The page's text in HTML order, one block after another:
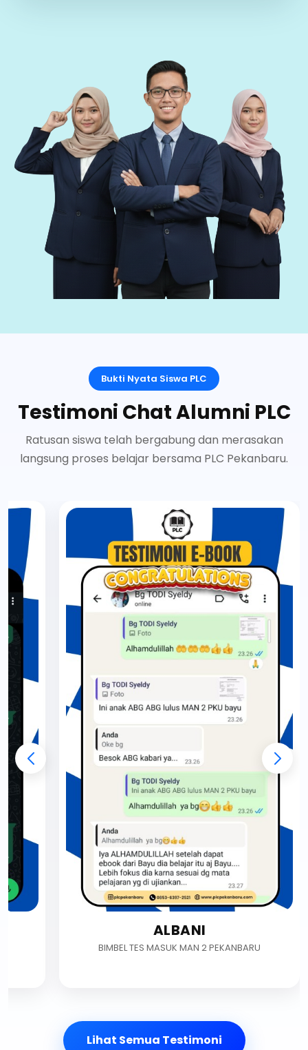
Bukti Nyata Siswa PLC
Testimoni Chat Alumni PLC
Ratusan siswa telah bergabung dan merasakan
langsung proses belajar bersama PLC Pekanbaru.
ALBANI
BIMBEL TES MASUK MAN 2 PEKANBARU
Lihat Semua Testimoni